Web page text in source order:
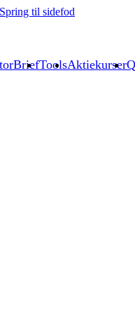
Spring til sidefod
ToolsAktiekurser